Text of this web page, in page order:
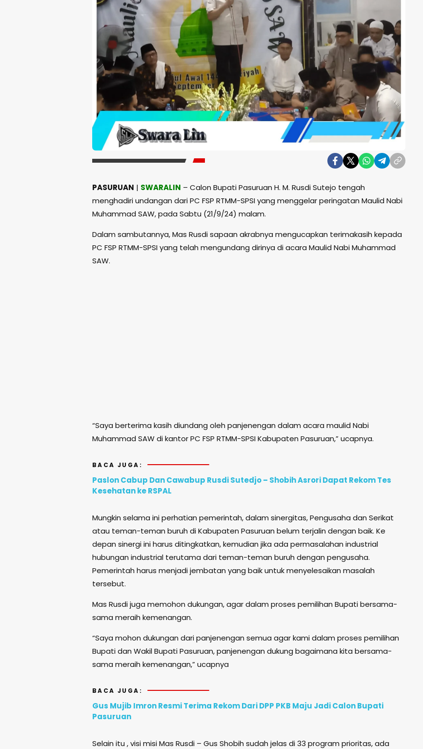
PASURUAN | SWARALIN – Calon Bupati Pasuruan H. M. Rusdi Sutejo tengah
menghadiri undangan dari PC FSP RTMM-SPSI yang menggelar peringatan Maulid Nabi
Muhammad SAW, pada Sabtu (21/9/24) malam.
Dalam sambutannya, Mas Rusdi sapaan akrabnya mengucapkan terimakasih kepada
PC FSP RTMM-SPSI yang telah mengundang dirinya di acara Maulid Nabi Muhammad
SAW.
“Saya berterima kasih diundang oleh panjenengan dalam acara maulid Nabi
Muhammad SAW di kantor PC FSP RTMM-SPSI Kabupaten Pasuruan,” ucapnya.
BACA JUGA:
Paslon Cabup Dan Cawabup Rusdi Sutedjo – Shobih Asrori Dapat Rekom Tes
Kesehatan ke RSPAL
Mungkin selama ini perhatian pemerintah, dalam sinergitas, Pengusaha dan Serikat
atau teman-teman buruh di Kabupaten Pasuruan belum terjalin dengan baik. Ke
depan sinergi ini harus ditingkatkan, kemudian jika ada permasalahan industrial
hubungan industrial terutama dari teman-teman buruh dengan pengusaha.
Pemerintah harus menjadi jembatan yang baik untuk menyelesaikan masalah
tersebut.
Mas Rusdi juga memohon dukungan, agar dalam proses pemilihan Bupati bersama-
sama meraih kemenangan.
“Saya mohon dukungan dari panjenengan semua agar kami dalam proses pemilihan
Bupati dan Wakil Bupati Pasuruan, panjenengan dukung bagaimana kita bersama-
sama meraih kemenangan,” ucapnya
BACA JUGA:
Gus Mujib Imron Resmi Terima Rekom Dari DPP PKB Maju Jadi Calon Bupati
Pasuruan
Selain itu , visi misi Mas Rusdi – Gus Shobih sudah jelas di 33 program prioritas, ada